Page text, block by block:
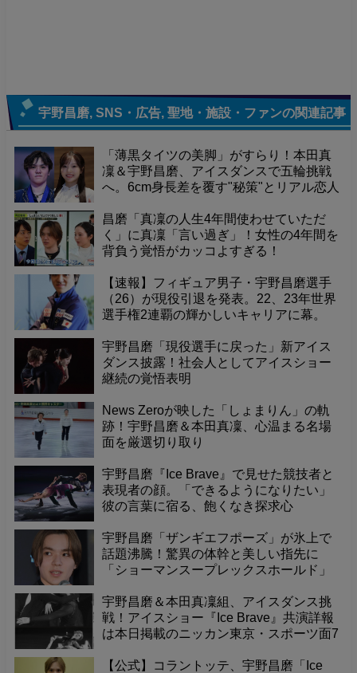
宇野昌磨, SNS・広告, 聖地・施設・ファンの関連記事
「薄黒タイツの美脚」がすらり！本田真
凜＆宇野昌磨、アイスダンスで五輪挑戦
へ。6cm身長差を覆す"秘策"とリアル恋人
昌磨「真凜の人生4年間使わせていただ
く」に真凜「言い過ぎ」！女性の4年間を
背負う覚悟がカッコよすぎる！
【速報】フィギュア男子・宇野昌磨選手
（26）が現役引退を発表。22、23年世界
選手権2連覇の輝かしいキャリアに幕。
宇野昌磨「現役選手に戻った」新アイス
ダンス披露！社会人としてアイスショー
継続の覚悟表明
News Zeroが映した「しょまりん」の軌
跡！宇野昌磨＆本田真凜、心温まる名場
面を厳選切り取り
宇野昌磨『Ice Brave』で見せた競技者と
表現者の顔。「できるようになりたい」
彼の言葉に宿る、飽くなき探求心
宇野昌磨「ザンギエフポーズ」が氷上で
話題沸騰！驚異の体幹と美しい指先に
「ショーマンスープレックスホールド」
宇野昌磨＆本田真凜組、アイスダンス挑
戦！アイスショー『Ice Brave』共演詳報
は本日掲載のニッカン東京・スポーツ面7
【公式】コラントッテ、宇野昌磨「Ice